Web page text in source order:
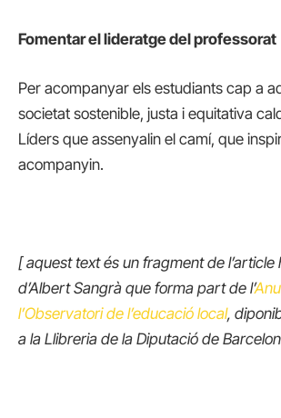
Fomentar el lideratge del professorat
Per acompanyar els estudiants cap a
societat sostenible, justa i equitativa
Líders que assenyalin el camí, que
acompanyin.
[ aquest text és un fragment de l’article
d’Albert Sangrà que forma part de l’
l’Observatori de l’educació local,
a la Llibreria de la Diputació de